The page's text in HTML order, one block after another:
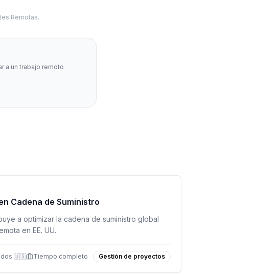
Remotas.
a un trabajo remoto
Cadena de Suministro
a optimizar la cadena de suministro global
en EE. UU.
🇺🇸 Tiempo completo Gestión de proyectos